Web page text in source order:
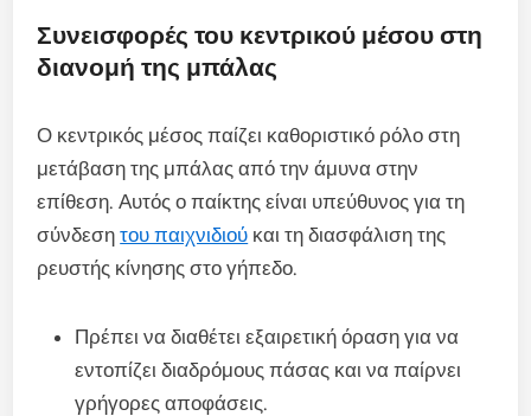
Συνεισφορές του κεντρικού μέσου στη
διανομή της μπάλας
Ο κεντρικός μέσος παίζει καθοριστικό ρόλο στη
μετάβαση της μπάλας από την άμυνα στην
επίθεση. Αυτός ο παίκτης είναι υπεύθυνος για τη
σύνδεσητου παιχνιδιού και τη διασφάλιση της
ρευστής κίνησης στο γήπεδο.
Πρέπει να διαθέτει εξαιρετική όραση για να
εντοπίζει διαδρόμους πάσας και να παίρνει
γρήγορες αποφάσεις.